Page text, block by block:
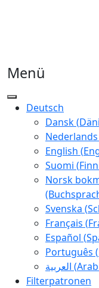
Menü
Deutsch
Dansk(
Nederlands
English (
Suomi (
Norsk
Svenska (
Français (
Español (
Português (
العربية (
Filterpatronen